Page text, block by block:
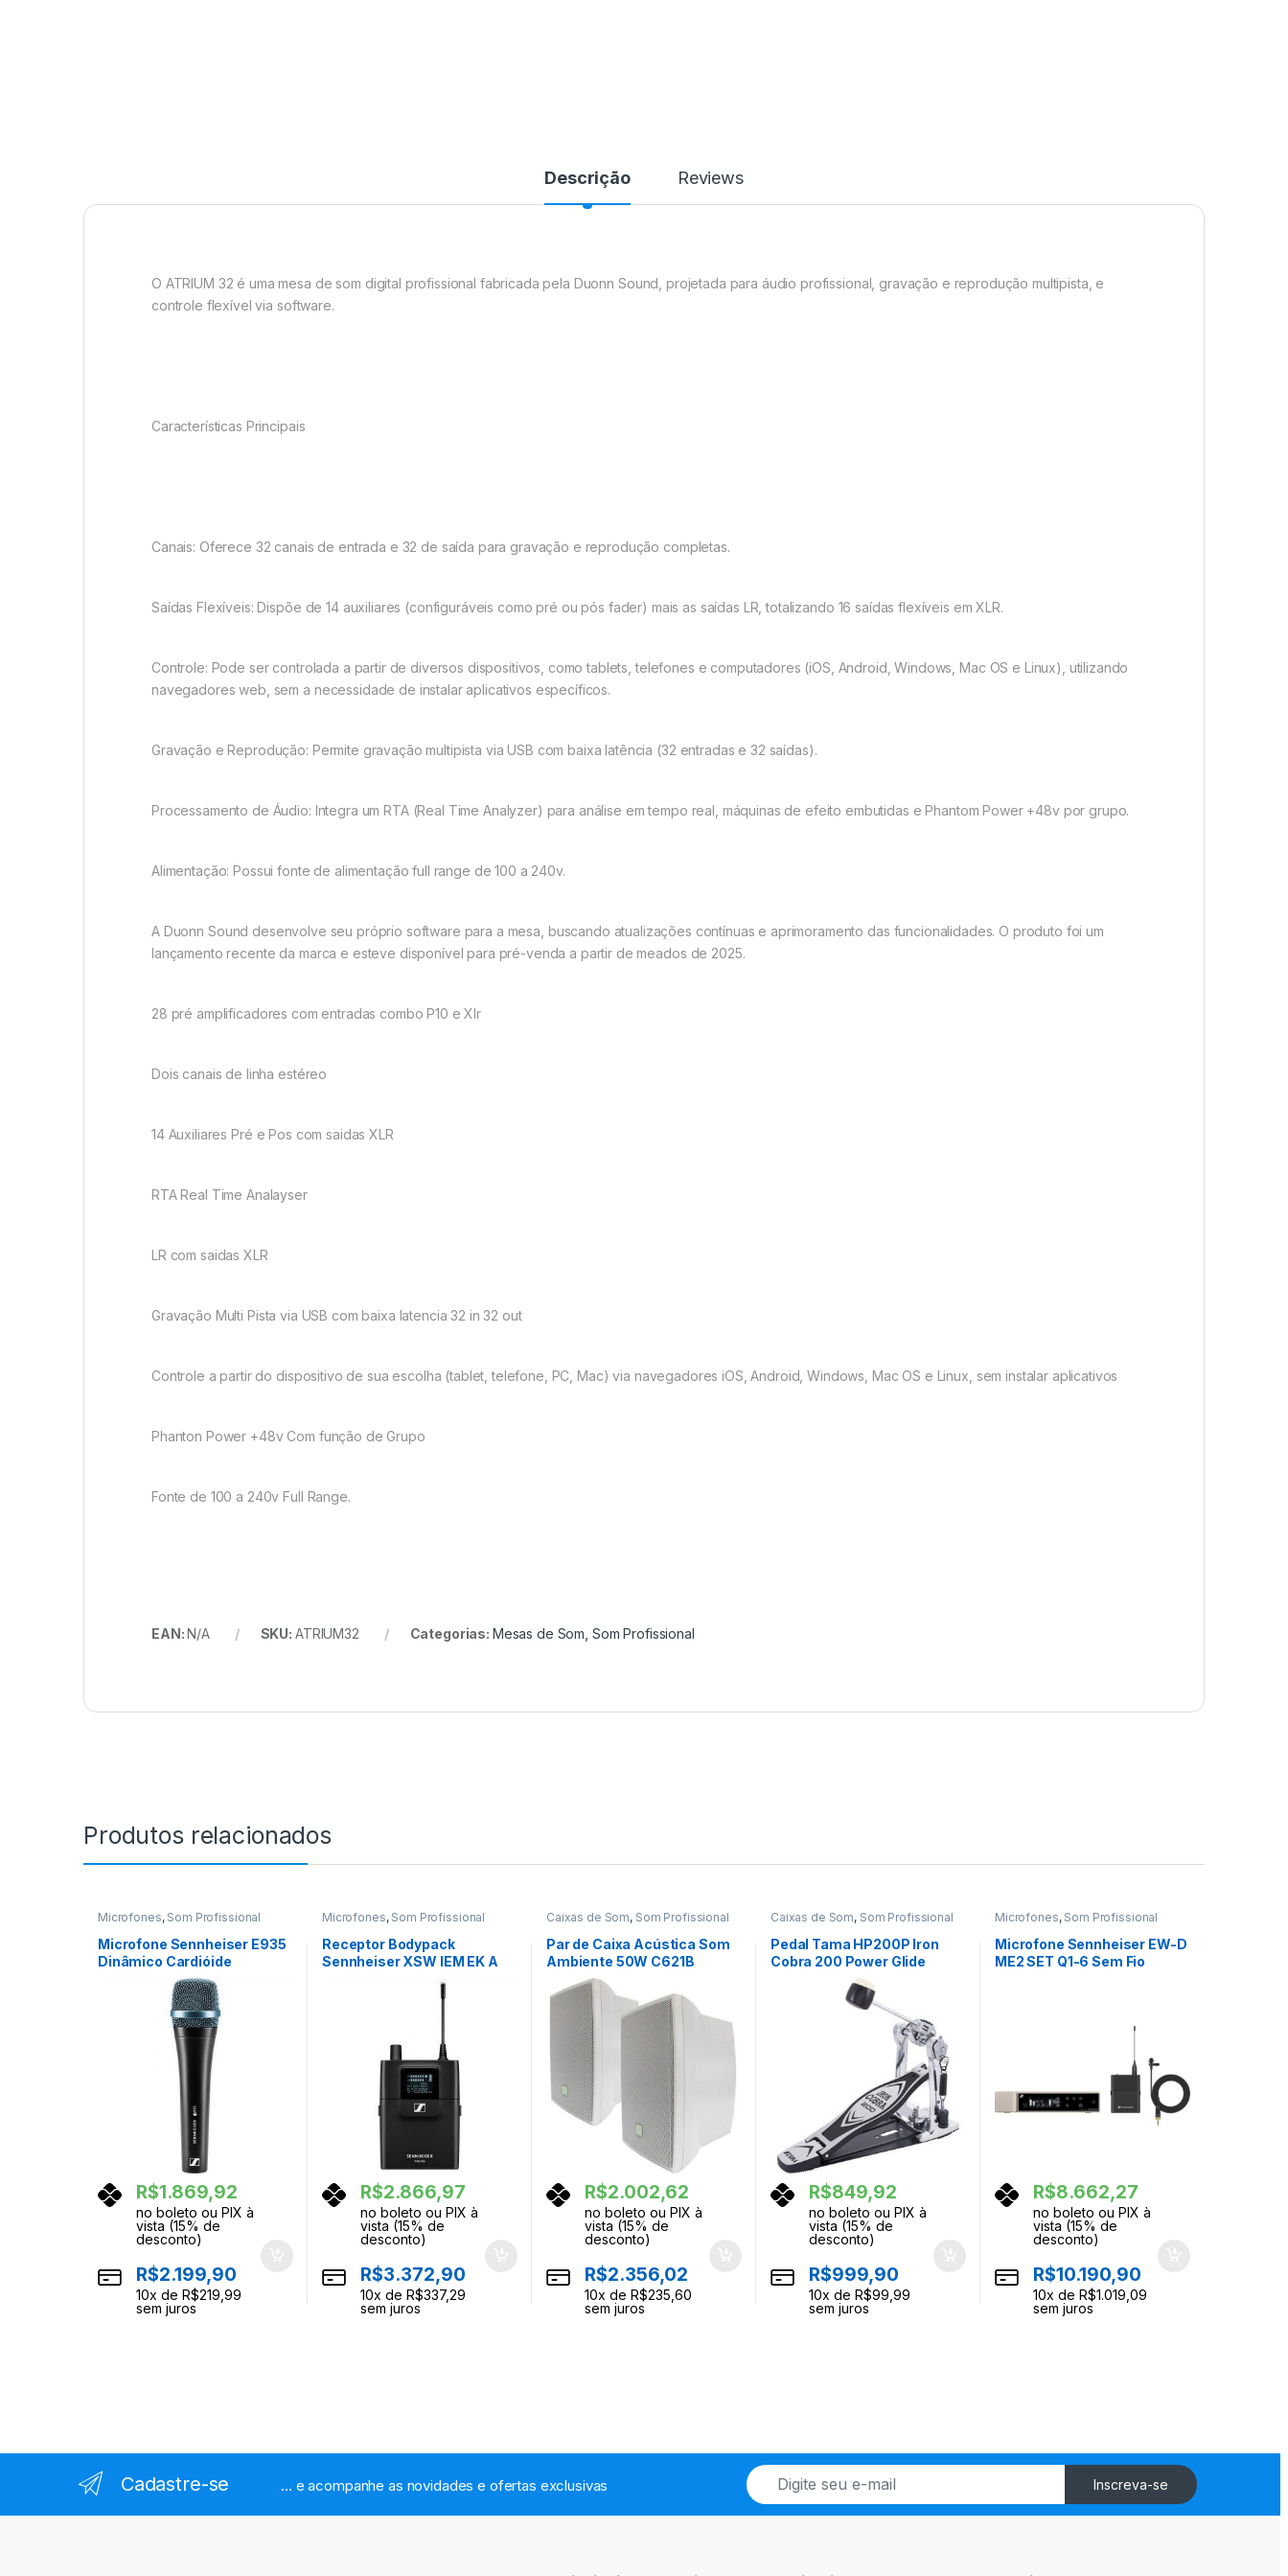
Descrição Reviews
O ATRIUM 32 é uma mesa de som digital profissional fabricada pela Duonn Sound , projetada para áudio profissional, gravação e reprodução multipista, e
controle flexível via software.
Características Principais
Canais: Oferece 32 canais de entrada e 32 de saída para gravação e reprodução completas.
Saídas Flexíveis: Dispõe de 14 auxiliares (configuráveis comopré ou pós fader) mais as saídas LR, totalizando 16 saídas flexíveis em XLR.
Controle: Pode ser controlada a partir de diversos dispositivos, como tablets, telefones e computadores (iOS, Android, Windows, Mac OS e Linux), utilizando
navegadores web, sem a necessidade de instalar aplicativos específicos.
Gravação e Reprodução: Permite gravação multipista via USB com baixa latência (32 entradas e 32 saídas).
Processamento de Áudio: Integra um RTA (Real Time Analyzer) para análise em tempo real, máquinas de efeito embutidas ePhantom Power +48v por grupo.
Alimentação: Possui fonte de alimentação full range de 100 a 240v.
A Duonn Sound desenvolve seu próprio software para a mesa, buscando atualizações contínuas e aprimoramento das funcionalidades. O produto foi um
lançamento recente da marca e esteve disponível para pré-venda a partir de meados de 2025.
28 pré amplificadores com entradas combo P10 eXlr
Dois canais de linha estéreo
14 AuxiliaresPré ePos comsaidas XLR
RTA Real TimeAnalayser
LR comsaidas XLR
Gravação Multi Pista via USB com baixa latencia 32 in 32 out
Controle a partir do dispositivo de sua escolha (tablet, telefone, PC, Mac) via navegadores iOS, Android, Windows, Mac OS e Linux, sem instalar aplicativos
Phanton Power +48v Com função de Grupo
Fonte de 100 a 240v Full Range.
EAN:N/A SKU: ATRIUM32 Categorias: Mesas de Som Som Profissional
Produtos relacionados
Microfones, Som Profissional
Microfone Sennheiser E935
Dinâmico Cardióide
R$1.869,92
no boleto ou PIX à
vista (15% de
desconto)
R$2.199,90
10x de R$219,99
sem juros
Microfones, Som Profissional
Receptor Bodypack
Sennheiser XSW IEM EK A
R$2.866,97
no boleto ou PIX à
vista (15% de
desconto)
R$3.372,90
10x de R$337,29
sem juros
Caixas de Som, Som Profissional
Par de Caixa Acústica Som
Ambiente 50W C621B
Branca JBL – PAR / 2
R$2.002,62
no boleto ou PIX à
vista (15% de
desconto)
R$2.356,02
10x de R$235,60
sem juros
Caixas de Som, Som Profissional
Pedal Tama HP200P Iron
Cobra 200 Power Glide
R$849,92
no boleto ou PIX à
vista (15% de
desconto)
R$999,90
10x de R$99,99
sem juros
Microfones, Som Profissional
Microfone Sennheiser EW-D
ME2 SET Q1-6 Sem Fio
R$8.662,27
no boleto ou PIX à
vista (15% de
desconto)
R$10.190,90
10x de R$1.019,09
sem juros
Cadastre-se ... e acompanhe as novidades e ofertas exclusivas
E
m
a
Inscreva-se